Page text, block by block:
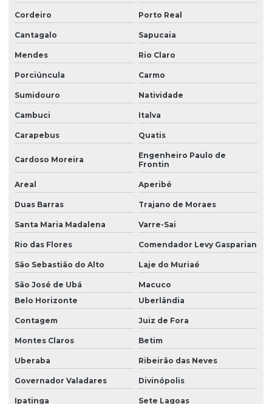
Cordeiro Porto Real
Cantagalo Sapucaia
Mendes Rio Claro
Porciúncula Carmo
Sumidouro Natividade
Cambuci Italva
Carapebus Quatis
Cardoso Moreira
Engenheiro Paulo de
Frontin
Areal Aperibé
Duas Barras Trajano de Moraes
Santa Maria Madalena Varre-Sai
Rio das Flores Comendador Levy Gasparian
São Sebastião do Alto Laje do Muriaé
São José de Ubá
Macuco
Belo Horizonte
Uberlândia
Contagem Juiz de Fora
Montes Claros Betim
Uberaba Ribeirão das Neves
Governador Valadares Divinópolis
Ipatinga Sete Lagoas